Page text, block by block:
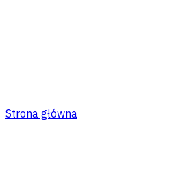
Strona główna